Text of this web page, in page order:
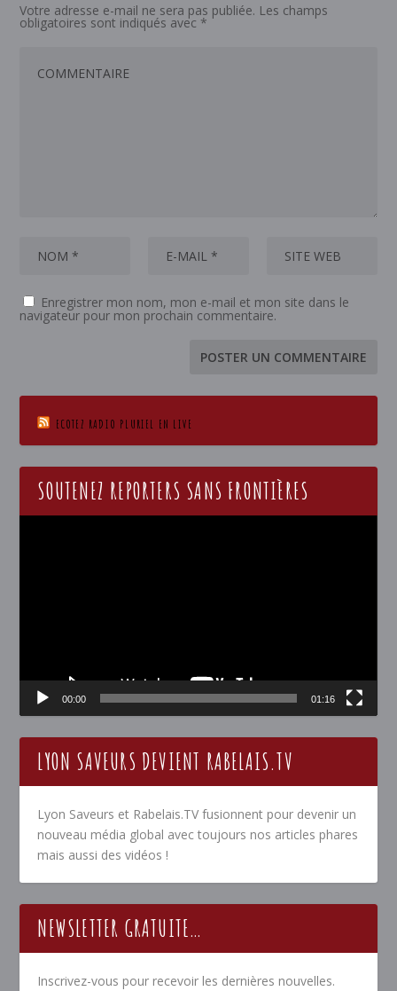
Votre adresse e-mail ne sera pas publiée. Les champs
obligatoires sont indiqués avec *
Enregistrer mon nom, mon e-mail et mon site dans le
navigateur pour mon prochain commentaire.
ECOTEZ RADIO PLURIEL EN LIVE
SOUTENEZ REPORTERS SANS FRONTIÈRES
00:00 01:16
LYON SAVEURS DEVIENT RABELAIS.TV
Lyon Saveurs et Rabelais.TV fusionnent pour devenir un
nouveau média global avec toujours nos articles phares
mais aussi des vidéos !
NEWSLETTER GRATUITE…
Inscrivez-vous pour recevoir les dernières nouvelles.